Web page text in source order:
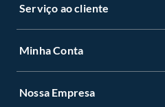
Serviço ao cliente
Minha Conta
Nossa Empresa